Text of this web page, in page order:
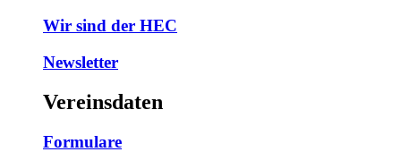
Wir sind der HEC
Newsletter
Vereinsdaten
Formulare